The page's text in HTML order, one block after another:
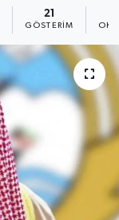
21
GÖSTERIM